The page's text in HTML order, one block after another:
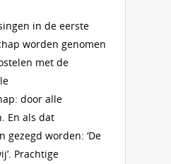
in de eerste
worden genomen
met de
door alle
En als dat
gezegd worden: ‘De
Prachtige